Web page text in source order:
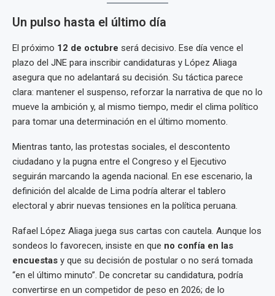
Un pulso hasta el último día
El próximo 12 de octubre será decisivo. Ese día vence el
plazo del JNE para inscribir candidaturas y López Aliaga
asegura que no adelantará su decisión. Su táctica parece
clara: mantener el suspenso, reforzar la narrativa de que no lo
mueve la ambición y, al mismo tiempo, medir el clima político
para tomar una determinación en el último momento.
Mientras tanto, las protestas sociales, el descontento
ciudadano y la pugna entre el Congreso y el Ejecutivo
seguirán marcando la agenda nacional. En ese escenario, la
definición del alcalde de Lima podría alterar el tablero
electoral y abrir nuevas tensiones en la política peruana.
Rafael López Aliaga juega sus cartas con cautela. Aunque los
sondeos lo favorecen, insiste en que no confía en las
encuestas y que su decisión de postular o no será tomada
“en el último minuto”. De concretar su candidatura, podría
convertirse en un competidor de peso en 2026; de lo